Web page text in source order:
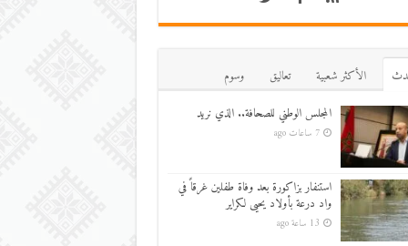
اﻷكثر شعبية تعاليق
وسوم
المجلس الوطني للصحافة.. الذي نريد
7 ساعات ago
استنفار بزاكورة بعد وفاة طفلين غرقاً في
واد درعة بأولاد يحيى لكراير
13 ساعة ago